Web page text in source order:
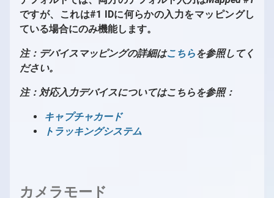
ですが、これは#1 IDに何らかの入力をマッピングし
ている場合にのみ機能します。
注：デバイスマッピングの詳細はこちらを参照してく
ださい。
注：対応入力デバイスについてはこちらを参照：
キャプチャカード
トラッキングシステム
カメラモード